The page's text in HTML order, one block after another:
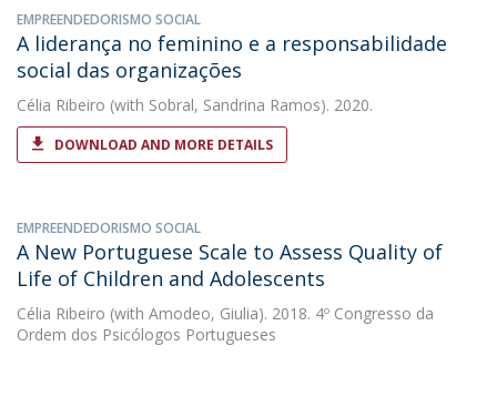
EMPREENDEDORISMO SOCIAL
A liderança no feminino e a responsabilidade
social das organizações
Célia Ribeiro (with Sobral, Sandrina Ramos). 2020.
DOWNLOAD AND MORE DETAILS
EMPREENDEDORISMO SOCIAL
A New Portuguese Scale to Assess Quality of
Life of Children and Adolescents
Célia Ribeiro (with Amodeo, Giulia). 2018. 4º Congresso da
Ordem dos Psicólogos Portugueses